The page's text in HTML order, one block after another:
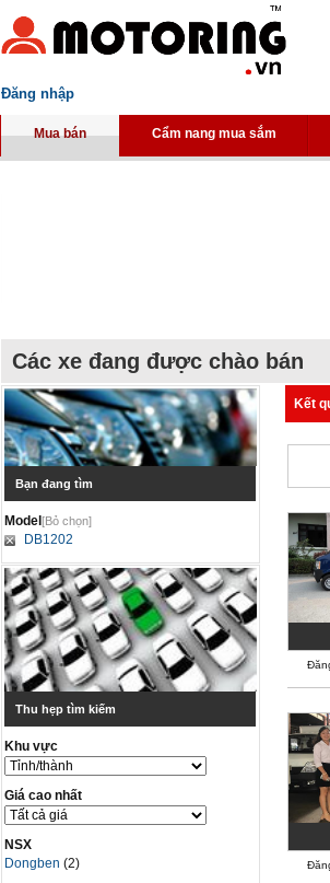
Đăng nhập
Mua bán Cẩm nang mua sắm
Các xe đang được chào bán
Bạn đang tìm
Model[Bỏ chọn]
DB1202
Thu hẹp tìm kiếm
Khu vực
Giá cao nhất
NSX
Dongben(2)
Kết